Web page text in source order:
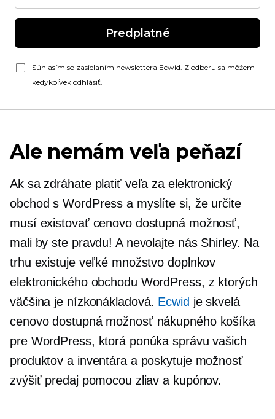
Predplatné
Súhlasím so zasielaním newslettera Ecwid. Z odberu sa môžem
kedykoľvek odhlásiť.
Ale nemám veľa peňazí
Ak sa zdráhate platiť veľa za elektronický
obchod s WordPress a myslíte si, že určite
musí existovať cenovo dostupná možnosť,
mali by ste pravdu! A nevolajte nás Shirley. Na
trhu existuje veľké množstvo doplnkov
elektronického obchodu WordPress, z ktorých
väčšina je nízkonákladová. Ecwid je skvelá
cenovo dostupná možnosť nákupného košíka
pre WordPress, ktorá ponúka správu vašich
produktov a inventára a poskytuje možnosť
zvýšiť predaj pomocou zliav a kupónov.